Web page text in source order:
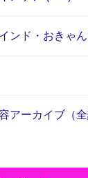
ンド・おきゃ
アーカイブ（全